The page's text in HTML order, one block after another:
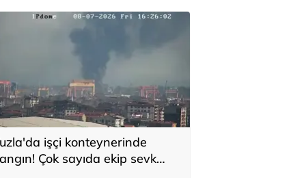
işçi konteynerinde
Çok sayıda ekip sevk